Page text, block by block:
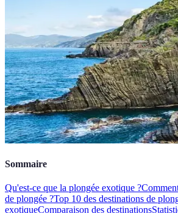
Sommaire
Qu'est-ce que la plongée exotique ?
de plongée ?Top 10 des destinations de
exotiqueComparaison des destinations